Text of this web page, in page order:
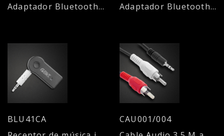
Adaptador Bluetooth Mini
Adaptador Bluetooth V4.0 32 MBPS Nano
BLU41CA
CAU001/004